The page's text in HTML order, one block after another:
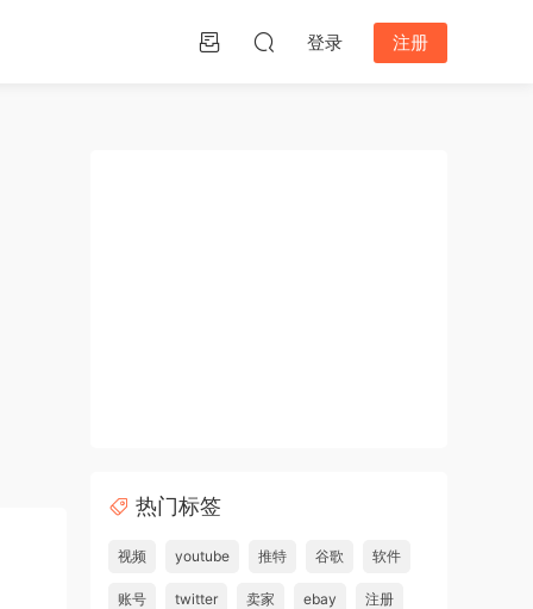
登录 注册
热门标签
视频 youtube 推特 谷歌 软件
账号 twitter 卖家 ebay 注册